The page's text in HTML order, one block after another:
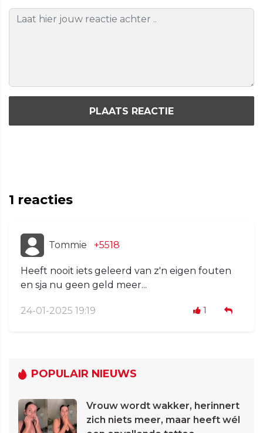
PLAATS REACTIE
1 reacties
Tommie +5518
Heeft nooit iets geleerd van z'n eigen fouten
en sja nu geen geld meer...
24-01-2025 19:19 1
POPULAIR NIEUWS
Vrouw wordt wakker, herinnert
zich niets meer, maar heeft wél